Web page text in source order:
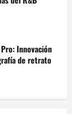
Innovación
de retrato